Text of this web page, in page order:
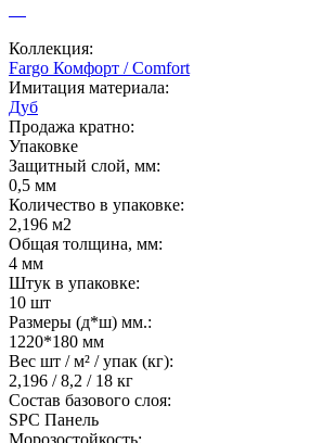
Коллекция:
Fargo Комфорт / Comfort
Имитация материала:
Дуб
Продажа кратно:
Упаковке
Защитный слой, мм:
0,5 мм
Количество в упаковке:
2,196 м2
Общая толщина, мм:
4 мм
Штук в упаковке:
10 шт
Размеры (д*ш) мм.:
1220*180 мм
Вес шт / м² / упак (кг):
2,196 / 8,2 / 18 кг
Состав базового слоя:
SPC Панель